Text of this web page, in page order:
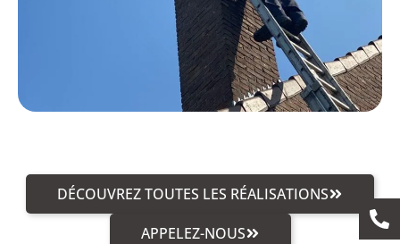
DÉCOUVREZ TOUTES LES RÉALISATIONS
APPELEZ-NOUS